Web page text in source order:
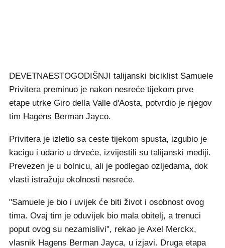
DEVETNAESTOGODIŠNJI talijanski biciklist Samuele
Privitera preminuo je nakon nesreće tijekom prve
etape utrke Giro della Valle d'Aosta, potvrdio je njegov
tim Hagens Berman Jayco.
Privitera je izletio sa ceste tijekom spusta, izgubio je
kacigu i udario u drveće, izvijestili su talijanski mediji.
Prevezen je u bolnicu, ali je podlegao ozljedama, dok
vlasti istražuju okolnosti nesreće.
"Samuele je bio i uvijek će biti život i osobnost ovog
tima. Ovaj tim je oduvijek bio mala obitelj, a trenuci
poput ovog su nezamislivi", rekao je Axel Merckx,
vlasnik Hagens Berman Jayca, u izjavi. Druga etapa